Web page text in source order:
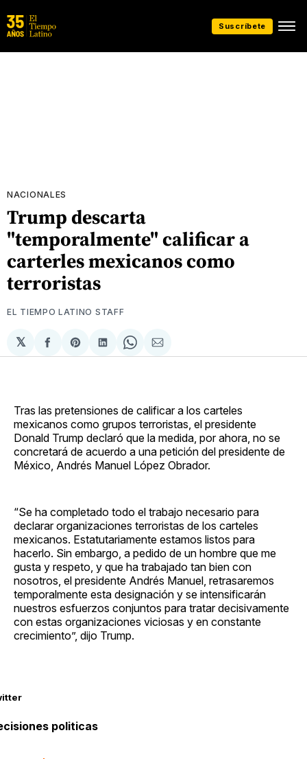
Suscríbete
NACIONALES
Trump descarta
"temporalmente" calificar a
carterles mexicanos como
terroristas
EL TIEMPO LATINO STAFF
𝕏
Compartir
en
Share
on
Compartir
en
Share
on
Compartir
via
Tras las pretensiones de calificar a los carteles
mexicanos como grupos terroristas, el presidente
Donald Trump declaró que la medida, por ahora, no se
concretará de acuerdo a una petición del presidente de
México, Andrés Manuel López Obrador.
“Se ha completado todo el trabajo necesario para
declarar organizaciones terroristas de los carteles
mexicanos. Estatutariamente estamos listos para
hacerlo. Sin embargo, a pedido de un hombre que me
gusta y respeto, y que ha trabajado tan bien con
nosotros, el presidente Andrés Manuel, retrasaremos
temporalmente esta designación y se intensificarán
nuestros esfuerzos conjuntos para tratar decisivamente
con estas organizaciones viciosas y en constante
crecimiento”, dijo Trump.
politicas